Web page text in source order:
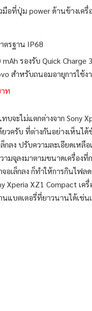
มือที่ปุ่ม power ด้านข้างเครื่
รฐาน IP68
รองรับ Quick Charge
สำหรับถนอมอายุการใช้ง
ท
บจะไม่แตกต่างจาก Sony
วครับ ที่ต่างกันอย่างเห็นได้
ลง ปรับความละเอียดเหลือ
ามจุลงมาตามขนาดเครื่อง
เล็กลง ก็ทำให้การกินไฟลด
Xperia XZ1 Compact เค
แบตเตอรี่ที่ยาวนานได้เช่น